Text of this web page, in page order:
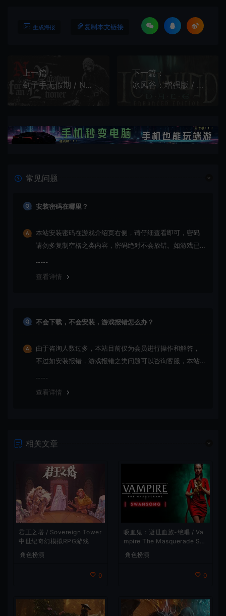
生成海报 复制本文链接
上一篇：
刽子手无假期 / No Vacation for an Executioner 奇幻生存恐怖RPG游戏
下一篇：
冰风谷：增强版 / Icewind Dale Enhanced Edition 经典RPG游戏
常见问题
安装密码在哪里？
本站安装密码在游戏介绍页右侧，请仔细查看即可，密码
请勿多复制空格之类内容，密码绝对不会放错。如游戏已
查看详情
不会下载，不会安装，游戏报错怎么办？
由于咨询人数过多，本站目前仅为会员进行操作和解答，
不过如安装报错，游戏报错之类问题可以咨询客服，本站
查看详情
相关文章
君王之塔 / Sovereign Tower
中世纪奇幻模拟RPG游戏
角色扮演
0
吸血鬼：避世血族-绝唱 / Va
mpire The Masquerade Sw
角色扮演
0